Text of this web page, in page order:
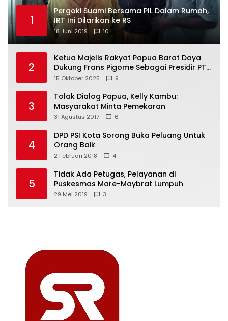
1
Pergoki Suami Bersama PIL Dalam Rumah,
IRT Ini Dilarikan ke RS
18 Juni 2019 10
2
Ketua Majelis Rakyat Papua Barat Daya
Dukung Frans Pigome Sebagai Presidir PT
Freeport Indonesia
15 Oktober 2025 9
3
Tolak Dialog Papua, Kelly Kambu:
Masyarakat Minta Pemekaran
31 Agustus 2017 6
4
DPD PSI Kota Sorong Buka Peluang Untuk
Orang Baik
2 Februari 2018 4
5
Tidak Ada Petugas, Pelayanan di
Puskesmas Mare-Maybrat Lumpuh
29 Mei 2019 3